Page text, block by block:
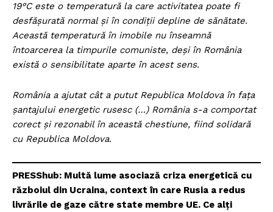
19°C este o temperatură la care activitatea poate fi
desfășurată normal și în condiții depline de sănătate.
Această temperatură în imobile nu înseamnă
întoarcerea la timpurile comuniste, deși în România
există o sensibilitate aparte în acest sens.
România a ajutat cât a putut Republica Moldova în fața
șantajului energetic rusesc (…) România s-a comportat
corect și rezonabil în această chestiune, fiind solidară
cu Republica Moldova.
PRESShub: Multă lume asociază criza energetică cu
războiul din Ucraina, context în care Rusia a redus
livrările de gaze către state membre UE. Ce alți